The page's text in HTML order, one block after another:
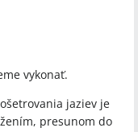
vykonať.
jaziev je
presunom do